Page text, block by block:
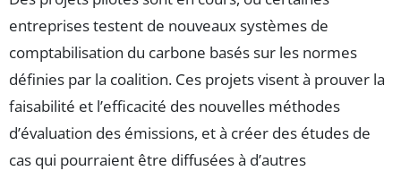
entreprises testent de nouveaux systèmes de
comptabilisation du carbone basés sur les normes
définies par la coalition. Ces projets visent à prouver la
faisabilité et l’efficacité des nouvelles méthodes
d’évaluation des émissions, et à créer des études de
cas qui pourraient être diffusées à d’autres